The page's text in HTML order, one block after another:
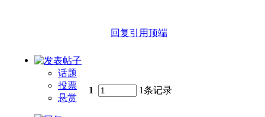
回复引用顶端
话题
投票
悬赏
1 1条记录